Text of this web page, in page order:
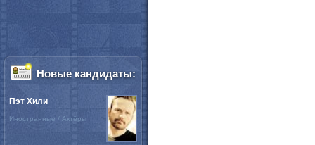
Новые кандидаты:
Пэт Хили
Иностранные / Актёры